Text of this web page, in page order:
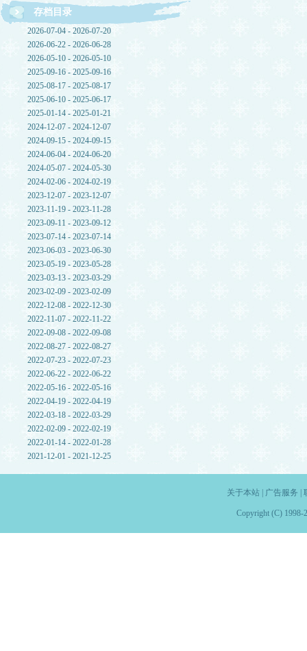
存档目录
2026-07-04 - 2026-07-20
2026-06-22 - 2026-06-28
2026-05-10 - 2026-05-10
2025-09-16 - 2025-09-16
2025-08-17 - 2025-08-17
2025-06-10 - 2025-06-17
2025-01-14 - 2025-01-21
2024-12-07 - 2024-12-07
2024-09-15 - 2024-09-15
2024-06-04 - 2024-06-20
2024-05-07 - 2024-05-30
2024-02-06 - 2024-02-19
2023-12-07 - 2023-12-07
2023-11-19 - 2023-11-28
2023-09-11 - 2023-09-12
2023-07-14 - 2023-07-14
2023-06-03 - 2023-06-30
2023-05-19 - 2023-05-28
2023-03-13 - 2023-03-29
2023-02-09 - 2023-02-09
2022-12-08 - 2022-12-30
2022-11-07 - 2022-11-22
2022-09-08 - 2022-09-08
2022-08-27 - 2022-08-27
2022-07-23 - 2022-07-23
2022-06-22 - 2022-06-22
2022-05-16 - 2022-05-16
2022-04-19 - 2022-04-19
2022-03-18 - 2022-03-29
2022-02-09 - 2022-02-19
2022-01-14 - 2022-01-28
2021-12-01 - 2021-12-25
关于本站| 广告服务
Copyright (C) 1998-